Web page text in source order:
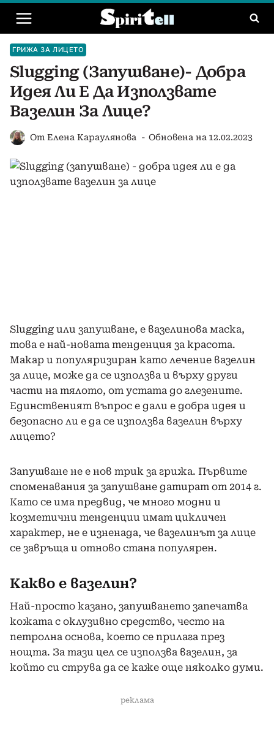
Към
съдържанието
ГРИЖА ЗА ЛИЦЕТО
Slugging (запушване)- Добра
Идея Ли Е Да Използвате
Вазелин За Лице?
От Елена Караулянова Обновена на 12.02.2023
Slugging или запушване, е вазелинова маска,
това е най-новата тенденция за красота.
Макар и популяризиран като лечение вазелин
за лице, може да се използва и върху други
части на тялото, от устата до глезените.
Единственият въпрос е дали е добра идея и
безопасно ли е да се използва вазелин върху
лицето?
Запушване не е нов трик за грижа. Първите
споменавания за запушване датират от 2014 г.
Като се има предвид, че много модни и
козметични тенденции имат цикличен
характер, не е изненада, че вазелинът за лице
се завръща и отново стана популярен.
Какво е вазелин?
Най-просто казано, запушването запечатва
кожата с оклузивно средство, често на
петролна основа, което се прилага през
нощта. За тази цел се използва вазелин, за
който си струва да се каже още няколко думи.
реклама